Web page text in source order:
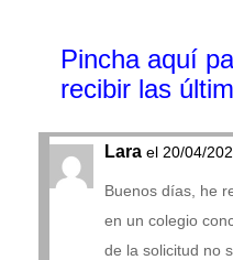
Pincha aquí
recibir las
Lara el 20/04/
Buenos días, he
en un colegio
de la solicitud no